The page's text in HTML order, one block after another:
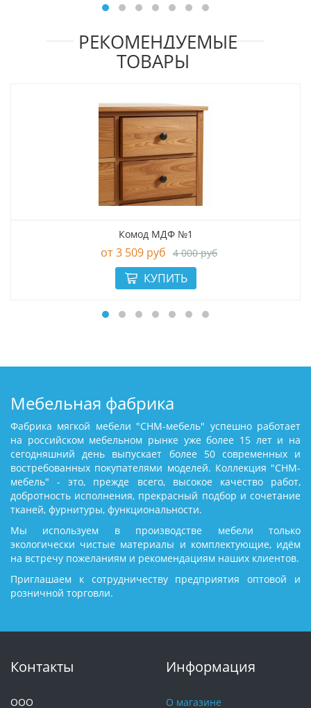
РЕКОМЕНДУЕМЫЕ
ТОВАРЫ
Комод МДФ №1
3 509 руб 4 000 руб
Мебельная фабрика
Фабрика мягкой мебели "СНМ-мебель" успешно работает
на российском мебельном рынке уже более 15 лет и на
сегодняшний день выпускает более 50 современных и
востребованных покупателями моделей. Коллекция "СНМ-
мебель" - это, прежде всего, высокое качество работ,
добротность исполнения, прекрасный подбор и сочетание
тканей, фурнитуры, функциональности.
Мы используем в производстве мебели только
экологически чистые материалы и комплектующие, идём
на встречу пожеланиям и рекомендациям наших клиентов.
Приглашаем к сотрудничеству предприятия оптовой и
розничной торговли.
Контакты
ООО
Информация
О магазине